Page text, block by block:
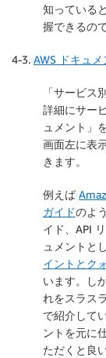
知っている
握できるの
4-3. AWS ドキュメ
「サービス
詳細にサー
ュメント」
画面左に表
きます。
例えば
ガイドのよ
イド、API
ュメントと
イントとク
います。し
れをスラス
で紹介して
ントを元に
ただくと良